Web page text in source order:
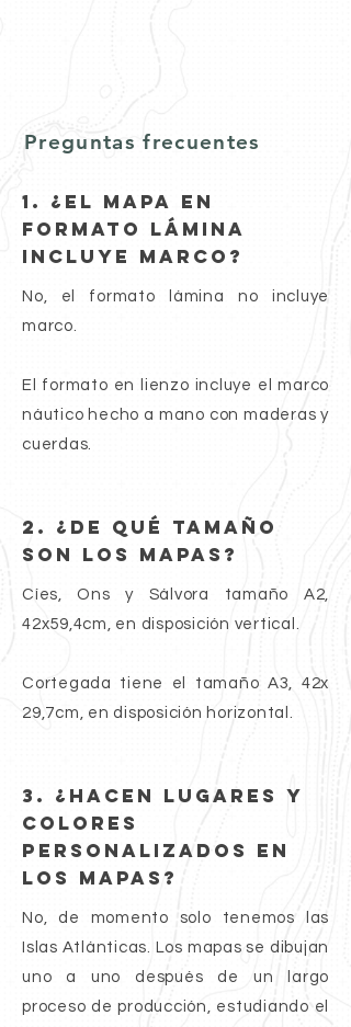
Preguntas frecuentes
1. ¿El mapa en
FORMATO LÁMINA
incluye marco?
No, el formato lámina no incluye
marco.
El formato en lienzo incluye el marco
náutico hecho a mano con maderas y
cuerdas.
2. ¿De qué tamaño
son los mapas?
Cíes, Ons y Sálvora tamaño A2,
42x59,4cm, en disposición vertical.
Cortegada tiene el tamaño A3, 42x
29,7cm, en disposición horizontal.
3. ¿Hacen lugares y
colores
personalizados EN
LOS MAPAS?
No, de momento solo tenemos las
Islas Atlánticas. Los mapas se dibujan
uno a uno después de un largo
proceso de producción, estudiando el